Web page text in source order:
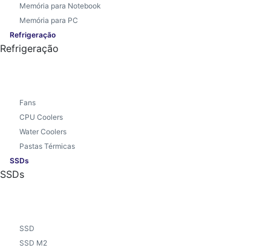
Memória para Notebook
Memória para PC
Refrigeração
Refrigeração
Fans
CPU Coolers
Water Coolers
Pastas Térmicas
SSDs
SSDs
SSD
SSD M2